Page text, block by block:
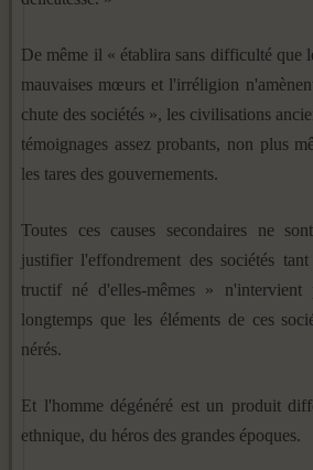
De même il « établira sans difficulté que
mauvaises mœurs et l'irréligion
chute des sociétés », les civilisations
témoignages assez probants, non plus
les tares des gouvernements.
Toutes ces causes secondaires ne
justifier l'effondrement des sociétés
tructif né d'elles-mêmes » n'intervient
longtemps que les éléments de ces
nérés.
Et l'homme dégénéré est un produit
ethnique, du héros des grandes époques.